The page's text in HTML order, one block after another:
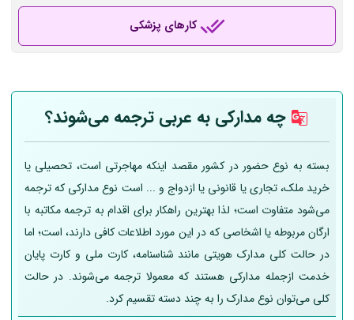
کارهای پزشکی
چه مدارکی به عربی ترجمه می‌شوند؟
بسته به نوع حضور در کشور مقصد اینکه مهاجرتی است، تحصیلی یا
خرید ملک، تجاری یا قانونی یا ازدواج و ... است نوع مدارکی که ترجمه
می‌شود متفاوت است؛ لذا بهترین راهکار برای اقدام به ترجمه مکاتبه با
ارگان مربوطه یا اشخاصی که در این مورد اطلاعات کافی دارند، است؛ اما
در حالت کلی مدارک هویتی مانند شناسنامه، کارت ملی و کارت پایان
خدمت ازجمله مدارکی هستند که معمولا ترجمه می‌شوند. در حالت
کلی می‌توان نوع مدارک را به چند دسته تقسیم کرد.